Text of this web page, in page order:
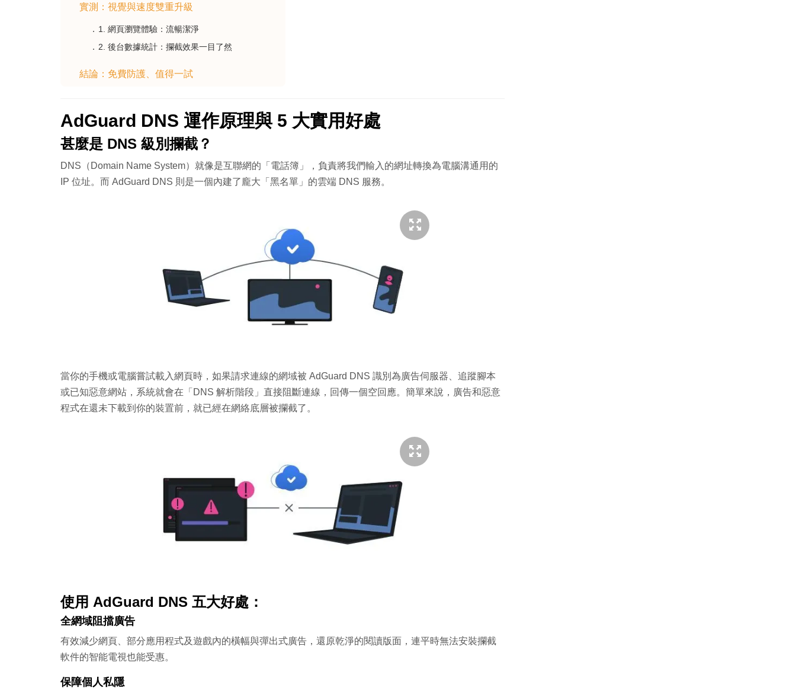
實測：視覺與速度雙重升級
1. 網頁瀏覽體驗：流暢潔淨
2. 後台數據統計：攔截效果一目了然
結論：免費防護、值得一試
AdGuard DNS 運作原理與 5 大實用好處
甚麼是 DNS 級別攔截？
DNS（Domain Name System）就像是互聯網的「電話簿」，負責將我們輸入的網址轉換為電腦溝通用的
IP 位址。而 AdGuard DNS 則是一個內建了龐大「黑名單」的雲端 DNS 服務。
當你的手機或電腦嘗試載入網頁時，如果請求連線的網域被 AdGuard DNS 識別為廣告伺服器、追蹤腳本
或已知惡意網站，系統就會在「DNS 解析階段」直接阻斷連線，回傳一個空回應。簡單來說，廣告和惡意
程式在還未下載到你的裝置前，就已經在網絡底層被攔截了。
使用 AdGuard DNS 五大好處：
全網域阻擋廣告
有效減少網頁、部分應用程式及遊戲內的橫幅與彈出式廣告，還原乾淨的閱讀版面，連平時無法安裝攔截
軟件的智能電視也能受惠。
保障個人私隱